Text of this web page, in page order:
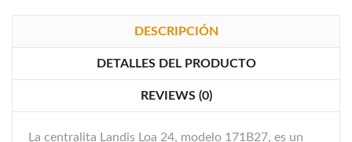
DESCRIPCIÓN
DETALLES DEL PRODUCTO
REVIEWS (0)
La centralita Landis Loa 24, modelo 171B27, es un